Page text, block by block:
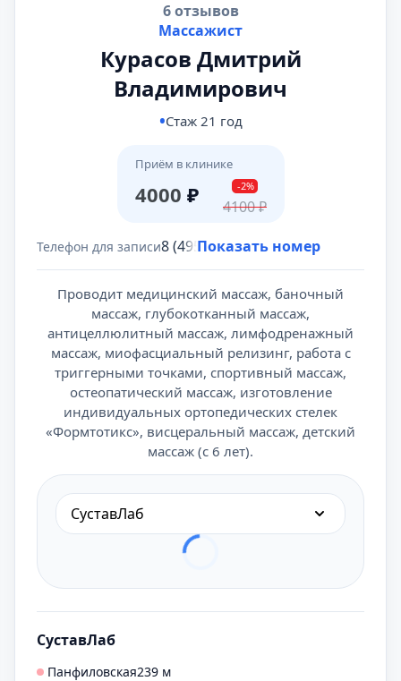
6 отзывов
Массажист
Курасов Дмитрий
Владимирович
Стаж 21 год
Приём в клинике
4000 ₽ -2%
4100₽
Телефон для записи8 (495) 431-69-47
Показать номер
Проводит медицинский массаж, баночный
массаж, глубокотканный массаж,
антицеллюлитный массаж, лимфодренажный
массаж, миофасциальный релизинг, работа с
триггерными точками, спортивный массаж,
остеопатический массаж, изготовление
индивидуальных ортопедических стелек
«Формтотикс», висцеральный массаж, детский
массаж (с 6 лет).
СуставЛаб
СуставЛаб
Панфиловская239 м